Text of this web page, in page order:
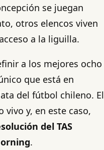
se juegan
otros elencos viven
a la liguilla.
a los mejores ocho
que está en
del fútbol chileno. El
vivo y, en este caso,
del TAS
.